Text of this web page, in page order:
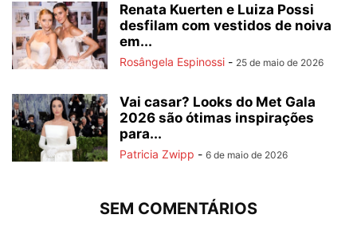
Renata Kuerten e Luiza Possi
desfilam com vestidos de noiva
em...
Rosângela Espinossi - 25 de maio de 2026
Vai casar? Looks do Met Gala
2026 são ótimas inspirações
para...
Patricia Zwipp - 6 de maio de 2026
SEM COMENTÁRIOS